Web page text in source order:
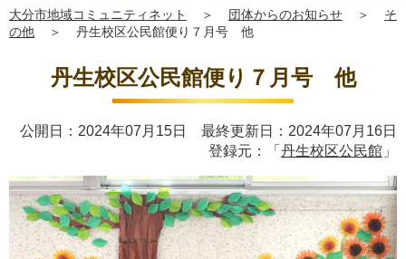
大分市地域コミュニティネット ＞ 団体からのお知らせ ＞
そ
の他
＞ 丹生校区公民館便り７月号 他
丹生校区公民館便り７月号 他
公開日：2024年07月15日 最終更新日：2024年07月16日
登録元：「 丹生校区公民館 」